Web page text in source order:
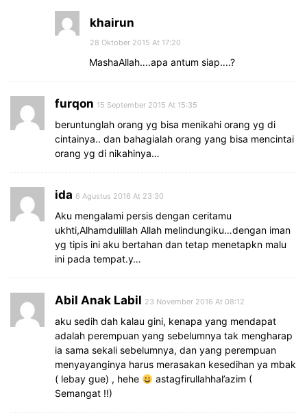
khairun
28 Oktober 2015 At 17:20
MashaAllah‥..apa antum siap‥..?
furqon 15 September 2015 At 15:35
beruntunglah orang yg bisa menikahi orang yg di
cintainya.. dan bahagialah orang yang bisa mencintai
orang yg di nikahinya…
ida 6 Agustus 2016 At 23:30
Aku mengalami persis dengan ceritamu
ukhti,Alhamdulillah Allah melindungiku…dengan iman
yg tipis ini aku bertahan dan tetap menetapkn malu
ini pada tempat.y…
Abil Anak Labil 23 November 2016 At 08:12
aku sedih dah kalau gini, kenapa yang mendapat
adalah perempuan yang sebelumnya tak mengharap
ia sama sekali sebelumnya, dan yang perempuan
menyayanginya harus merasakan kesedihan ya mbak
( lebay gue) , hehe
astagfirullahhal’azim (
Semangat !!)